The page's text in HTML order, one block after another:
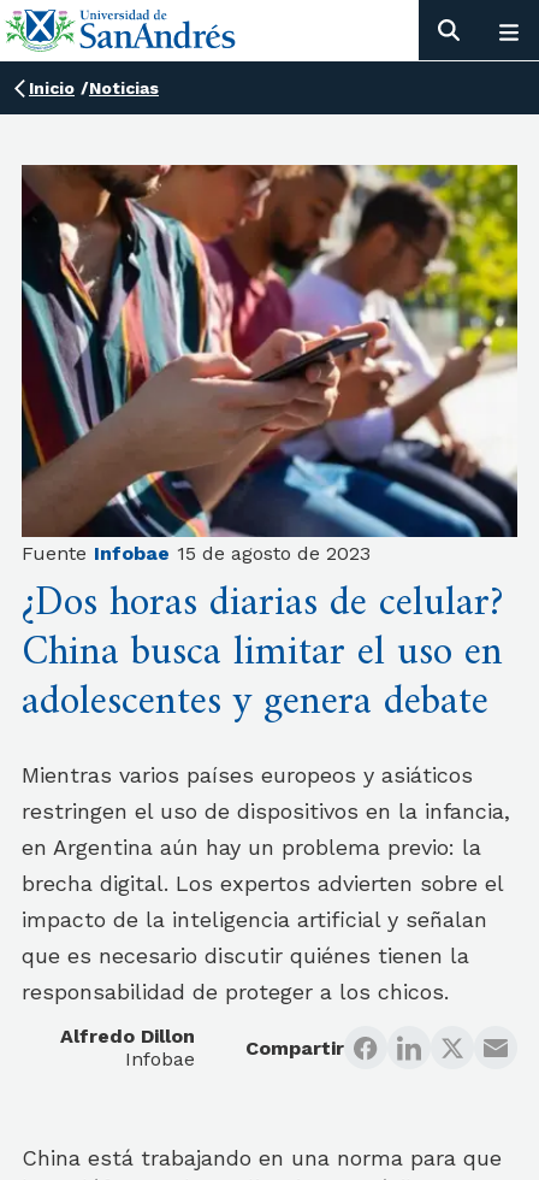
Inicio /Noticias
Fuente Infobae 15 de agosto de 2023
¿Dos horas diarias de celular?
China busca limitar el uso en
adolescentes y genera debate
Mientras varios países europeos y asiáticos
restringen el uso de dispositivos en la infancia,
en Argentina aún hay un problema previo: la
brecha digital. Los expertos advierten sobre el
impacto de la inteligencia artificial y señalan
que es necesario discutir quiénes tienen la
responsabilidad de proteger a los chicos.
Alfredo Dillon
Infobae
Compartir
China está trabajando en una norma para que